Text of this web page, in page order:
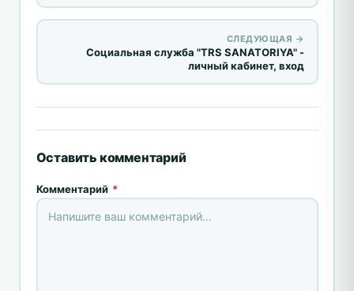
СЛЕДУЮЩАЯ →
Социальная служба "TRS SANATORIYA" -
личный кабинет, вход
Оставить комментарий
Комментарий *